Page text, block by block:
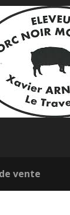
vente